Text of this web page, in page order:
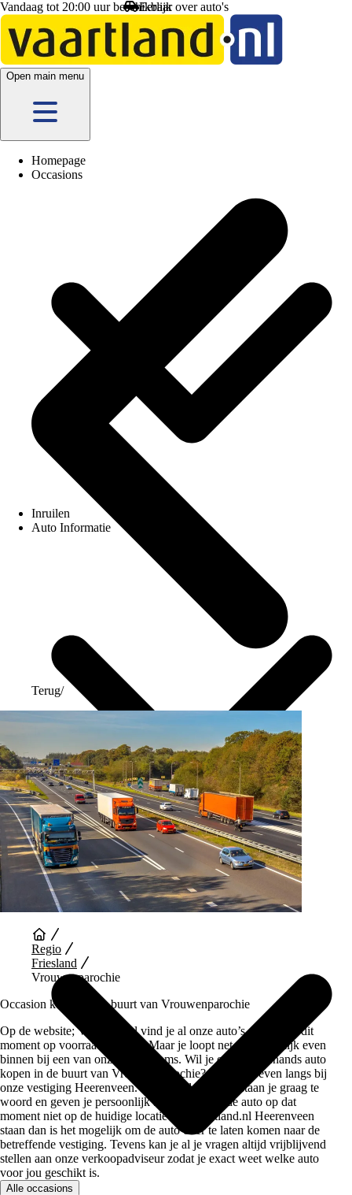
Vandaag tot 20:00 uur beschikbaar
Open main menu
Homepage
Occasions
Inruilen
Auto Informatie
Auto Diensten
Terug/
Regio
Friesland
Vrouwenparochie
Occasion kopen in de buurt van Vrouwenparochie
Op de website; Vaartland.nl vind je al onze auto’s die wij op dit
moment op voorraad hebben. Maar je loopt net zo makkelijk even
binnen bij een van onze showrooms. Wil je een tweedehands auto
kopen in de buurt van Vrouwenparochie? Kom dan even langs bij
onze vestiging Heerenveen. Onze medewerkers staan je graag te
woord en geven je persoonlijk advies. Mocht de auto op dat
moment niet op de huidige locatie van Vaartland.nl Heerenveen
staan dan is het mogelijk om de auto over te laten komen naar de
betreffende vestiging. Tevens kan je al je vragen altijd vrijblijvend
stellen aan onze verkoopadviseur zodat je exact weet welke auto
voor jou geschikt is.
Alle occasions